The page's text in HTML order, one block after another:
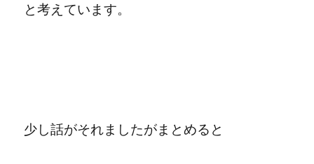
と考えています。
少し話がそれましたがまとめると